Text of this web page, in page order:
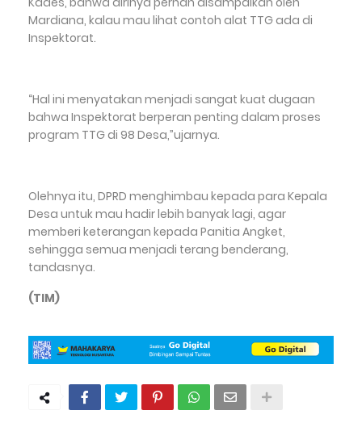
Mardiana, kalau mau lihat contoh alat TTG ada di
Inspektorat.
“Hal ini menyatakan menjadi sangat kuat dugaan
bahwa Inspektorat berperan penting dalam proses
program TTG di 98 Desa,”ujarnya.
Olehnya itu, DPRD menghimbau kepada para Kepala
Desa untuk mau hadir lebih banyak lagi, agar
memberi keterangan kepada Panitia Angket,
sehingga semua menjadi terang benderang,
tandasnya.
(TIM)